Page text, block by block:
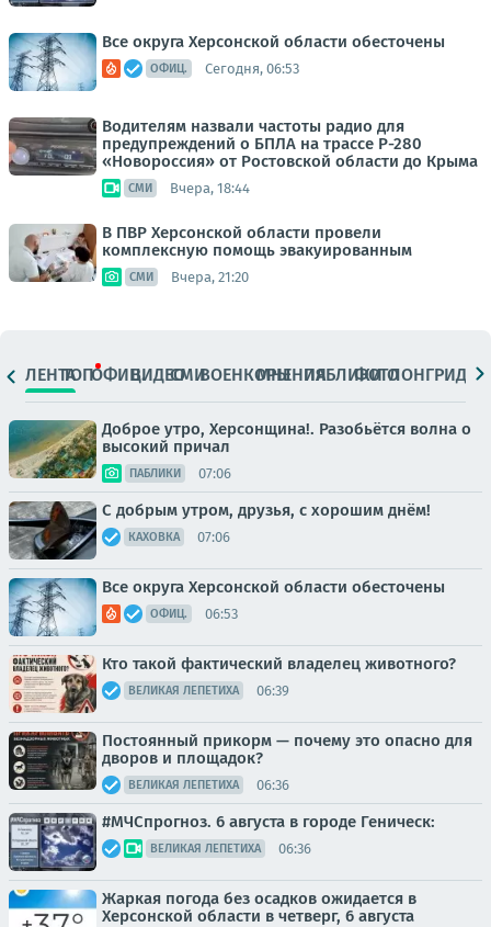
Все округа Херсонской области обесточены
ОФИЦ. Сегодня, 06:53
Водителям назвали частоты радио для
предупреждений о БПЛА на трассе Р-280
«Новороссия» от Ростовской области до Крыма
СМИ Вчера, 18:44
В ПВР Херсонской области провели
комплексную помощь эвакуированным
СМИ Вчера, 21:20
ЛЕНТАТОПОФИЦ.ВИДЕОСМИВОЕНКОРЫМНЕНИЯПАБЛИКИ
ФОТОЛОНГРИДЫ
Доброе утро, Херсонщина!. Разобьётся волна о
высокий причал
ПАБЛИКИ 07:06
С добрым утром, друзья, с хорошим днём!
КАХОВКА 07:06
Все округа Херсонской области обесточены
ОФИЦ. 06:53
Кто такой фактический владелец животного?
ВЕЛИКАЯ ЛЕПЕТИХА 06:39
Постоянный прикорм — почему это опасно для
дворов и площадок?
ВЕЛИКАЯ ЛЕПЕТИХА 06:36
#МЧСпрогноз. 6 августа в городе Геническ:
ВЕЛИКАЯ ЛЕПЕТИХА 06:36
Жаркая погода без осадков ожидается в
Херсонской области в четверг, 6 августа